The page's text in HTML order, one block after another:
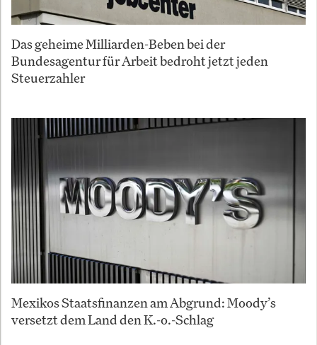
Das geheime Milliarden-Beben bei der
Bundesagentur für Arbeit bedroht jetzt jeden
Steuerzahler
Mexikos Staatsfinanzen am Abgrund: Moody’s
versetzt dem Land den K.-o.-Schlag